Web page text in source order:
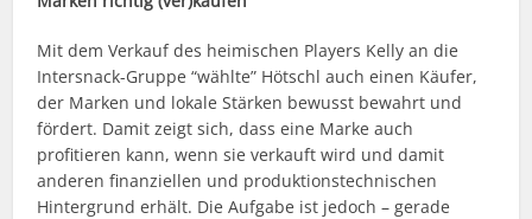
Mit dem Verkauf des heimischen Players Kelly an die
Intersnack-Gruppe “wählte” Hötschl auch einen Käufer,
der Marken und lokale Stärken bewusst bewahrt und
fördert. Damit zeigt sich, dass eine Marke auch
profitieren kann, wenn sie verkauft wird und damit
anderen finanziellen und produktionstechnischen
Hintergrund erhält. Die Aufgabe ist jedoch – gerade